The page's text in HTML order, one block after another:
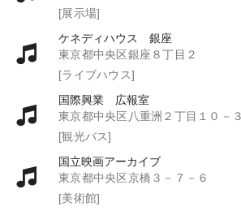
[展示場]
ケネディハウス 銀座
東京都中央区銀座８丁目２
[ライブハウス]
国際興業 広報室
東京都中央区八重洲２丁目１０－３
[観光バス]
国立映画アーカイブ
東京都中央区京橋３－７－６
[美術館]